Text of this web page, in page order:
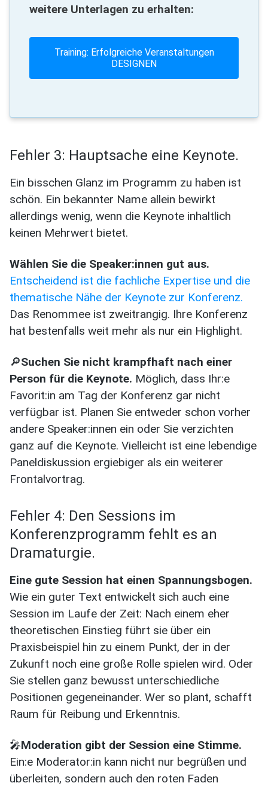
weitere Unterlagen zu erhalten:
Training: Erfolgreiche Veranstaltungen
DESIGNEN
Fehler 3: Hauptsache eine Keynote.
Ein bisschen Glanz im Programm zu haben ist
schön. Ein bekannter Name allein bewirkt
allerdings wenig, wenn die Keynote inhaltlich
keinen Mehrwert bietet.
Wählen Sie die Speaker:innen gut aus.
Entscheidend ist die fachliche Expertise und die
thematische Nähe der Keynote zur Konferenz.
Das Renommee ist zweitrangig. Ihre Konferenz
hat bestenfalls weit mehr als nur ein Highlight.
🔎Suchen Sie nicht krampfhaft nach einer
Person für die Keynote. Möglich, dass Ihr:e
Favorit:in am Tag der Konferenz gar nicht
verfügbar ist. Planen Sie entweder schon vorher
andere Speaker:innen ein oder Sie verzichten
ganz auf die Keynote. Vielleicht ist eine lebendige
Paneldiskussion ergiebiger als ein weiterer
Frontalvortrag.
Fehler 4: Den Sessions im
Konferenzprogramm fehlt es an
Dramaturgie.
Eine gute Session hat einen Spannungsbogen.
Wie ein guter Text entwickelt sich auch eine
Session im Laufe der Zeit: Nach einem eher
theoretischen Einstieg führt sie über ein
Praxisbeispiel hin zu einem Punkt, der in der
Zukunft noch eine große Rolle spielen wird. Oder
Sie stellen ganz bewusst unterschiedliche
Positionen gegeneinander. Wer so plant, schafft
Raum für Reibung und Erkenntnis.
🎤Moderation gibt der Session eine Stimme.
Ein:e Moderator:in kann nicht nur begrüßen und
überleiten, sondern auch den roten Faden